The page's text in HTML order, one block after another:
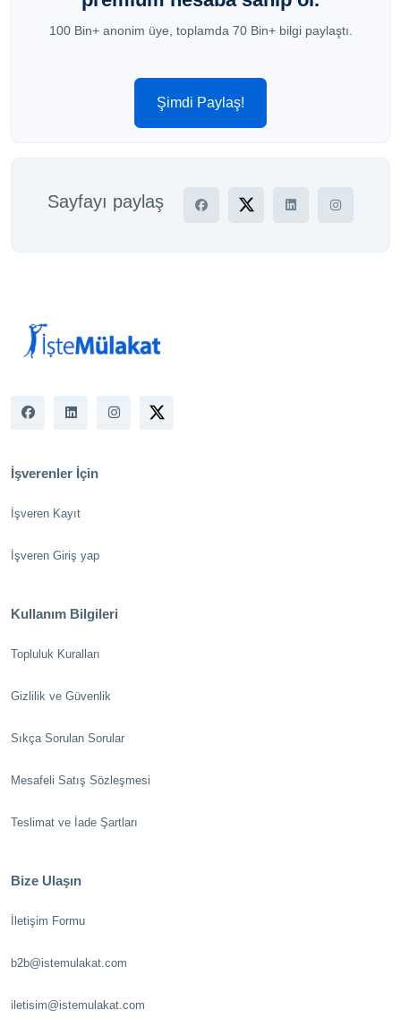
100 Bin+ anonim üye, toplamda 70 Bin+ bilgi paylaştı.
Şimdi Paylaş!
Sayfayı paylaş
İşverenler İçin
İşveren Kayıt
İşveren Giriş yap
Kullanım Bilgileri
Topluluk Kuralları
Gizlilik ve Güvenlik
Sıkça Sorulan Sorular
Mesafeli Satış Sözleşmesi
Teslimat ve İade Şartları
Bize Ulaşın
İletişim Formu
b2b@istemulakat.com
iletisim@istemulakat.com